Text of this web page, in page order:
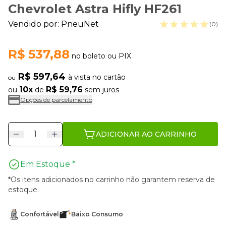
Chevrolet Astra Hifly HF261
Vendido por: PneuNet (0)
R$ 537,88 no boleto ou PIX
ou R$ 597,64 à vista no cartão
ou 10x de R$ 59,76 sem juros
Opções de parcelamento
ADICIONAR AO CARRINHO
Em Estoque *
*Os itens adicionados no carrinho não garantem reserva de
estoque.
Confortável Baixo Consumo